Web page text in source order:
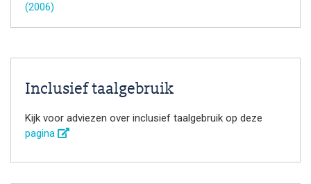
(2006)
Inclusief taalgebruik
Kijk voor adviezen over inclusief taalgebruik op deze
pagina